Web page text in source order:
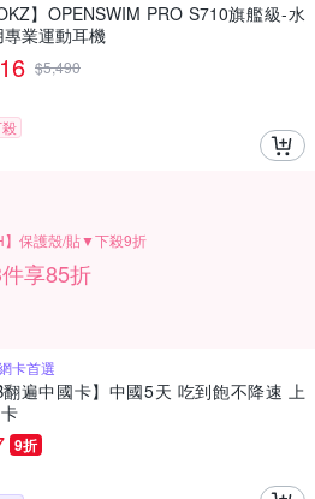
】OPENSWIM PRO S710旗艦級-水
業運動耳機
$5,490
】保護殼/貼▼下殺9折
享85折
卡首選
翻遍中國卡】中國5天 吃到飽不降速 上
9折